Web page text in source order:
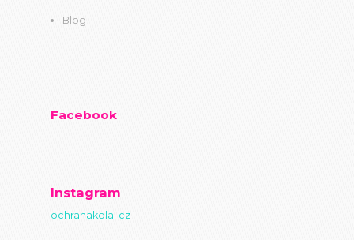
Blog
Facebook
Instagram
ochranakola_cz